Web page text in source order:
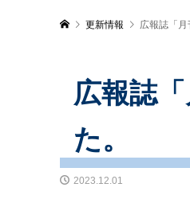
更新情報 広報誌「月
広報誌
た。
2023.12.01